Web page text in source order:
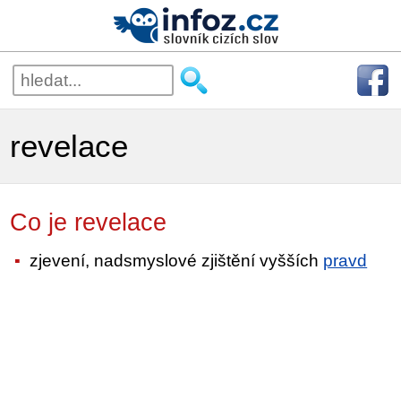
revelace
Co je revelace
zjevení, nadsmyslové zjištění vyšších pravd